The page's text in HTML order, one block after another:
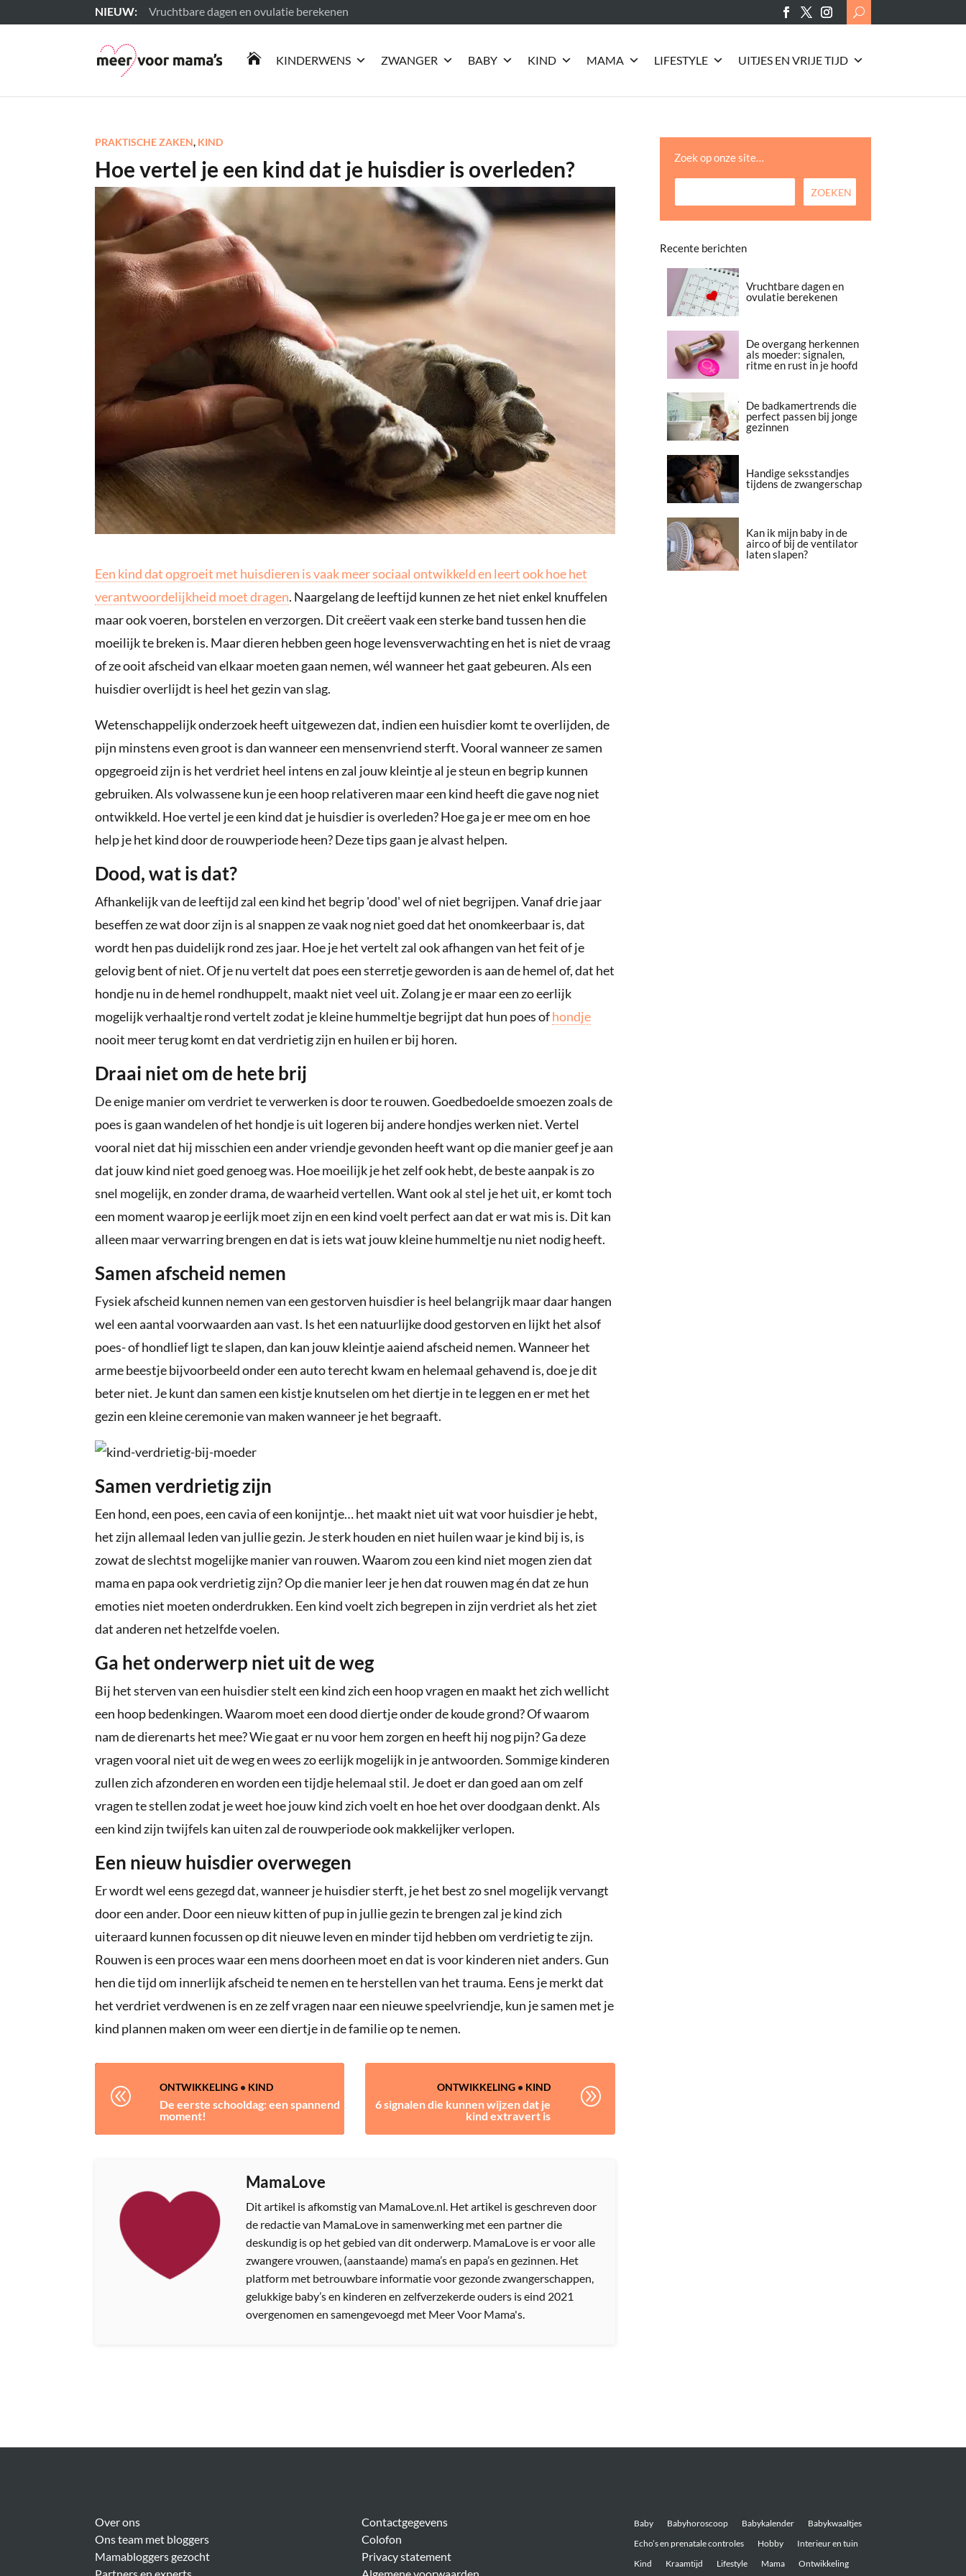
Vruchtbare dagen en ovulatie berekenen
Lees meer
Search
for:
 KINDERWENS ZWANGER BABY KIND MAMA LIFESTYLE UITJES EN VRIJE TIJD
PRAKTISCHE ZAKEN, KIND
Hoe vertel je een kind dat je huisdier is overleden?
Een kind dat opgroeit met huisdieren is vaak meer sociaal ontwikkeld en leert ook hoe het
verantwoordelijkheid moet dragen. Naargelang de leeftijd kunnen ze het niet enkel knuffelen
maar ook voeren, borstelen en verzorgen. Dit creëert vaak een sterke band tussen hen die
moeilijk te breken is. Maar dieren hebben geen hoge levensverwachting en het is niet de vraag
of ze ooit afscheid van elkaar moeten gaan nemen, wél wanneer het gaat gebeuren. Als een
huisdier overlijdt is heel het gezin van slag.
Wetenschappelijk onderzoek heeft uitgewezen dat, indien een huisdier komt te overlijden, de
pijn minstens even groot is dan wanneer een mensenvriend sterft. Vooral wanneer ze samen
opgegroeid zijn is het verdriet heel intens en zal jouw kleintje al je steun en begrip kunnen
gebruiken. Als volwassene kun je een hoop relativeren maar een kind heeft die gave nog niet
ontwikkeld. Hoe vertel je een kind dat je huisdier is overleden? Hoe ga je er mee om en hoe
help je het kind door de rouwperiode heen? Deze tips gaan je alvast helpen.
Dood, wat is dat?
Afhankelijk van de leeftijd zal een kind het begrip 'dood' wel of niet begrijpen. Vanaf drie jaar
beseffen ze wat door zijn is al snappen ze vaak nog niet goed dat het onomkeerbaar is, dat
wordt hen pas duidelijk rond zes jaar. Hoe je het vertelt zal ook afhangen van het feit of je
gelovig bent of niet. Of je nu vertelt dat poes een sterretje geworden is aan de hemel of, dat het
hondje nu in de hemel rondhuppelt, maakt niet veel uit. Zolang je er maar een zo eerlijk
mogelijk verhaaltje rond vertelt zodat je kleine hummeltje begrijpt dat hun poes ofhondje
nooit meer terug komt en dat verdrietig zijn en huilen er bij horen.
Draai niet om de hete brij
De enige manier om verdriet te verwerken is door te rouwen. Goedbedoelde smoezen zoals de
poes is gaan wandelen of het hondje is uit logeren bij andere hondjes werken niet. Vertel
vooral niet dat hij misschien een ander vriendje gevonden heeft want op die manier geef je aan
dat jouw kind niet goed genoeg was. Hoe moeilijk je het zelf ook hebt, de beste aanpak is zo
snel mogelijk, en zonder drama, de waarheid vertellen. Want ook al stel je het uit, er komt toch
een moment waarop je eerlijk moet zijn en een kind voelt perfect aan dat er wat mis is. Dit kan
alleen maar verwarring brengen en dat is iets wat jouw kleine hummeltje nu niet nodig heeft.
Samen afscheid nemen
Fysiek afscheid kunnen nemen van een gestorven huisdier is heel belangrijk maar daar hangen
wel een aantal voorwaarden aan vast. Is het een natuurlijke dood gestorven en lijkt het alsof
poes- of hondlief ligt te slapen, dan kan jouw kleintje aaiend afscheid nemen. Wanneer het
arme beestje bijvoorbeeld onder een auto terecht kwam en helemaal gehavend is, doe je dit
beter niet. Je kunt dan samen een kistje knutselen om het diertje in te leggen en er met het
gezin een kleine ceremonie van maken wanneer je het begraaft.
Samen verdrietig zijn
Een hond, een poes, een cavia of een konijntje… het maakt niet uit wat voor huisdier je hebt,
het zijn allemaal leden van jullie gezin. Je sterk houden en niet huilen waar je kind bij is, is
zowat de slechtst mogelijke manier van rouwen. Waarom zou een kind niet mogen zien dat
mama en papa ook verdrietig zijn? Op die manier leer je hen dat rouwen mag én dat ze hun
emoties niet moeten onderdrukken. Een kind voelt zich begrepen in zijn verdriet als het ziet
dat anderen net hetzelfde voelen.
Ga het onderwerp niet uit de weg
Bij het sterven van een huisdier stelt een kind zich een hoop vragen en maakt het zich wellicht
een hoop bedenkingen. Waarom moet een dood diertje onder de koude grond? Of waarom
nam de dierenarts het mee? Wie gaat er nu voor hem zorgen en heeft hij nog pijn? Ga deze
vragen vooral niet uit de weg en wees zo eerlijk mogelijk in je antwoorden. Sommige kinderen
zullen zich afzonderen en worden een tijdje helemaal stil. Je doet er dan goed aan om zelf
vragen te stellen zodat je weet hoe jouw kind zich voelt en hoe het over doodgaan denkt. Als
een kind zijn twijfels kan uiten zal de rouwperiode ook makkelijker verlopen.
Een nieuw huisdier overwegen
Er wordt wel eens gezegd dat, wanneer je huisdier sterft, je het best zo snel mogelijk vervangt
door een ander. Door een nieuw kitten of pup in jullie gezin te brengen zal je kind zich
uiteraard kunnen focussen op dit nieuwe leven en minder tijd hebben om verdrietig te zijn.
Rouwen is een proces waar een mens doorheen moet en dat is voor kinderen niet anders. Gun
hen die tijd om innerlijk afscheid te nemen en te herstellen van het trauma. Eens je merkt dat
het verdriet verdwenen is en ze zelf vragen naar een nieuwe speelvriendje, kun je samen met je
kind plannen maken om weer een diertje in de familie op te nemen.
@ ONTWIKKELING • KIND
De eerste schooldag: een spannend
moment!
ONTWIKKELING• KIND
6 signalen die kunnen wijzen dat je
kind extravert is
A
MamaLove
Dit artikel is afkomstig van MamaLove.nl. Het artikel is geschreven door
de redactie van MamaLove in samenwerking met een partner die
deskundig is op het gebied van dit onderwerp. MamaLove is er voor alle
zwangere vrouwen, (aanstaande) mama’s en papa’s en gezinnen. Het
platform met betrouwbare informatie voor gezonde zwangerschappen,
gelukkige baby’s en kinderen en zelfverzekerde ouders is eind 2021
overgenomen en samengevoegd met Meer Voor Mama's.
Zoek op onze site…
Recente berichten
Vruchtbare dagen en
ovulatie berekenen
De overgang herkennen
als moeder: signalen,
ritme en rust in je hoofd
De badkamertrends die
perfect passen bij jonge
gezinnen
Handige seksstandjes
tijdens de zwangerschap
Kan ik mijn baby in de
airco of bij de ventilator
laten slapen?
Over ons
Ons team met bloggers
Mamabloggers gezocht
Partners en experts
Contactgegevens
Colofon
Privacy statement
Algemene voorwaarden
Baby Babyhoroscoop Babykalender
Babykwaaltjes
Echo’s en prenatale controles
Hobby
Interieur en tuin
Kind
Kraamtijd Lifestyle Mama Ontwikkeling